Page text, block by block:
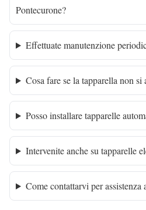
Pontecurone?
Effettuate manutenzione
Cosa fare se la tapparella non si
Posso installare tapparelle
Intervenite anche su tapparelle
Come contattarvi per assistenza